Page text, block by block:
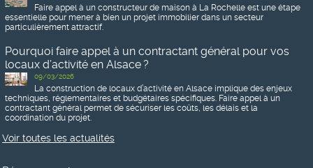
Faire appel à un constructeur de maison à La Rochelle est une étape
essentielle pour mener à bien un projet immobilier dans un secteur
particulièrement attractif.
Pourquoi faire appel à un contractant général pour vos
locaux d’activité en Alsace ?
09/03/2026
La construction de locaux d’activité en Alsace implique des enjeux
techniques, réglementaires et budgétaires spécifiques. Faire appel à un
contractant général permet de sécuriser les coûts, les délais et la
coordination du projet.
Voir toutes les actualités